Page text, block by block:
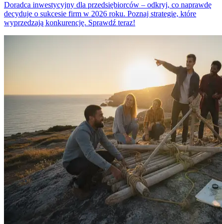
Doradca inwestycyjny dla przedsiębiorców – odkryj, co naprawdę
decyduje o sukcesie firm w 2026 roku. Poznaj strategie, które
wyprzedzają konkurencję. Sprawdź teraz!